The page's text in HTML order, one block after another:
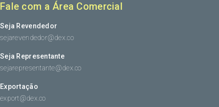
Fale com a Área Comercial
Seja Revendedor
sejarevendedor@dex.co
Seja Representante
sejarepresentante@dex.co
Exportação
export@dex.co